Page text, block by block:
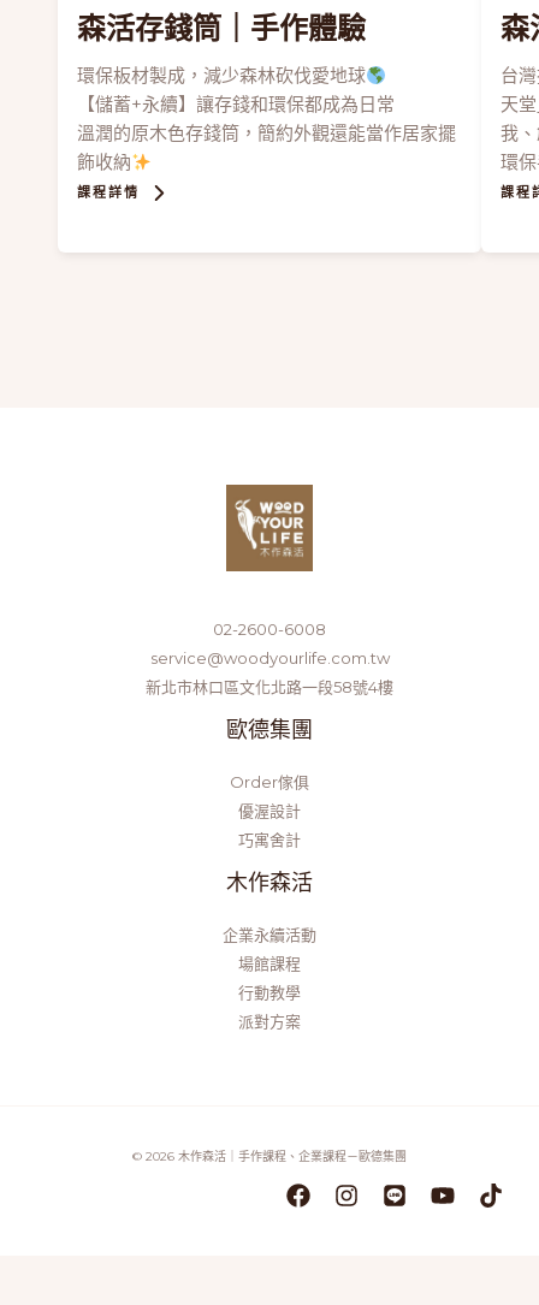
森活存錢筒 ｜手作體驗
環保板材製成，減少森林砍伐愛地球
【儲蓄+永續】讓存錢和環保都成為日常
溫潤的原木色存錢筒，簡約外觀還能當作居家擺
飾收納
課程詳情
森
台
天
我
環
課程
02-2600-6008
service@woodyourlife.com.tw
新北市林口區文化北路一段58號4樓
歐德集團
Order傢俱
優渥設計
巧寓舍計
木作森活
企業永續活動
場館課程
行動教學
派對方案
© 2026 木作森活｜手作課程、企業課程－歐德集團